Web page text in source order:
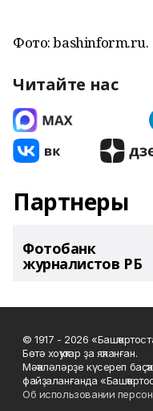
Фото: bashinform.ru.
Читайте нас
Партнеры
Фотобанк
журналистов РБ
© 1917 - 2026
Бөтә хоҡуҡтар ҙа яҡланған.
Мәҡәләләрҙе күсереп
файҙаланғанда
Об использовании